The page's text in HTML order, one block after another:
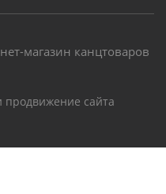
магазин канцтоваров
продвижение сайта